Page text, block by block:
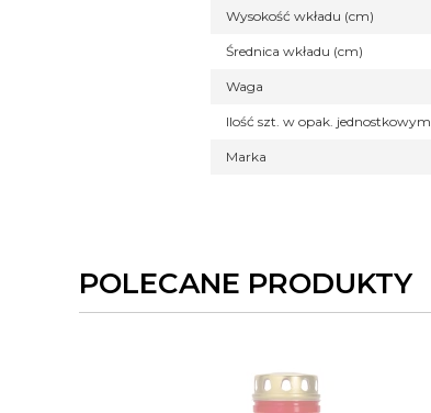
Wysokość wkładu (cm)
Średnica wkładu (cm)
Waga
Ilość szt. w opak. jednostkowym
Marka
POLECANE PRODUKTY